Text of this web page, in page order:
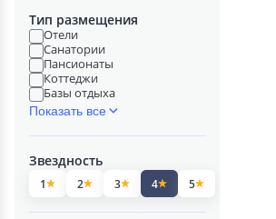
Тип размещения
Отели
Санатории
Пансионаты
Коттеджи
Базы отдыха
Показать все
Звездность
1 2 3 4 5